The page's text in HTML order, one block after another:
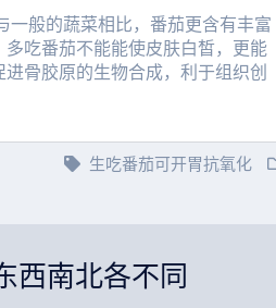
一般的蔬菜相比，番茄更含有丰富
吃番茄不能能使皮肤白皙，更能
骨胶原的生物合成，利于组织创
生吃番茄可开胃抗氧化
西南北各不同